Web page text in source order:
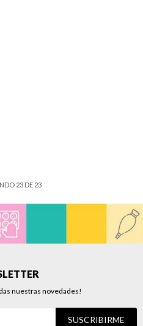
23DE 23
nuestras novedades!
SUSCRIBIRME